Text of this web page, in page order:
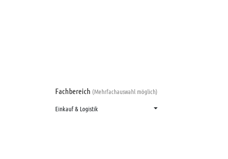
Fachbereich (Mehrfachauswahl möglich)
Einkauf & Logistik